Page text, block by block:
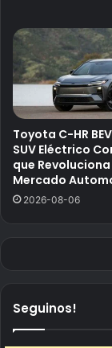
Toyota C-HR
SUV Eléctrico
que Revoluciona
Mercado
2026-08-06
Seguinos!